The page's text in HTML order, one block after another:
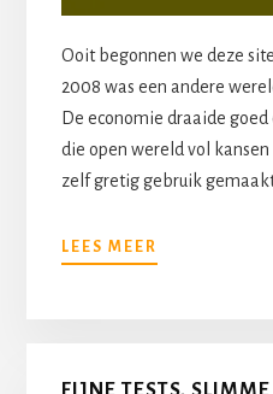
Ooit begonnen we deze
2008 was een andere
De economie draaide
die open wereld vol
zelf gretig gebruik
LEES MEER
ONS